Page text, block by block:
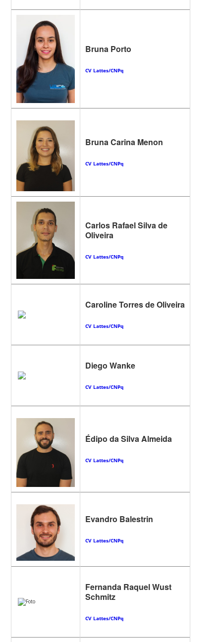
Bruna Porto
CV Lattes/CNPq
Bruna Carina Menon
CV Lattes/CNPq
Carlos Rafael Silva de
Oliveira
CV Lattes/CNPq
Caroline Torresde Oliveira
CV Lattes/CNPq
Diego Wanke
CV Lattes/CNPq
Édipo da Silva Almeida
CV Lattes/CNPq
Evandro Balestrin
CV Lattes/CNPq
Fernanda Raquel Wust
Schmitz
CV Lattes/CNPq